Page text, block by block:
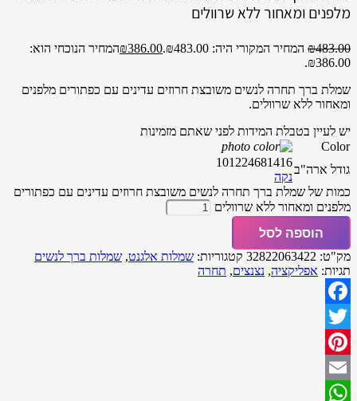
מלפנים ומאחור ללא שרוולים
₪483.00 המחיר המקורי היה: ₪483.00. ₪386.00
המחיר הנוכחי הוא:
₪386.00.
שמלת ברך תחרה לנשים משובצת חרוזים עדינים עם כפתורים מלפנים
ומאחור ללא שרוולים.
יש לעיין בטבלת המידות לפני שאתם מזמינות
Color
גודל ארה"ב
101224681416
נקה
כמות של שמלת ברך תחרה לנשים משובצת חרוזים עדינים עם כפתורים
מלפנים ומאחור ללא שרוולים
הוספה לסל
מק"ט: 32822063422 קטגוריות: שמלות אלגנט, שמלות ברך לנשים
תגיות: אפליקציה, נצנצים, תחרה
Facebook
Twitter
Pinterest
Email